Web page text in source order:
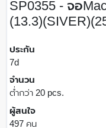
SP0355 - จอ
ประกัน
7d
จำนวน
ต่ำกว่า 20 pcs.
ผู้สนใจ
497 คน